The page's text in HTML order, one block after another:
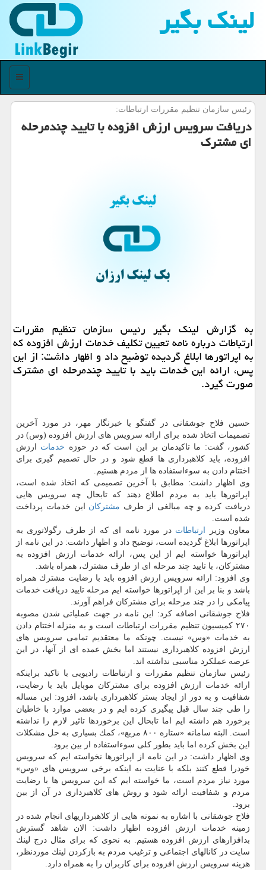
لینك بگیر
منو
رئیس سازمان تنظیم مقررات ارتباطات:
دریافت سرویس ارزش افزوده با تایید چندمرحله
ای مشترك
به گزارش لینك بگیر رئیس سازمان تنظیم مقررات
ارتباطات درباره نامه تعیین تكلیف خدمات ارزش افزوده كه
به اپراتورها ابلاغ گردیده توضیح داد و اظهار داشت: از این
پس، ارائه این خدمات باید با تایید چندمرحله ای مشترك
صورت گیرد.
حسین فلاح جوشقانی در گفتگو با خبرنگار مهر، در مورد آخرین
تصمیمات اتخاذ شده برای ارائه سرویس های ارزش افزوده (وس) در
كشور، گفت: ما تاكیدمان بر این است كه در حوزه خدمات ارزش
افزوده، باید كلاهبرداری ها قطع شود و در حال تصمیم گیری برای
اختتام دادن به سوءاستفاده ها از مردم هستیم.
وی اظهار داشت: مطابق با آخرین تصمیمی كه اتخاذ شده است،
اپراتورها باید به مردم اطلاع دهند كه تابحال چه سرویس هایی
دریافت كرده و چه مبالغی از طرف مشتركان این خدمات پرداخت
شده است.
معاون وزیر ارتباطات در مورد نامه ای كه از طرف رگولاتوری به
اپراتورها ابلاغ گردیده است، توضیح داد و اظهار داشت: در این نامه از
اپراتورها خواسته ایم از این پس، ارائه خدمات ارزش افزوده به
مشتركان، با تایید چند مرحله ای از طرف مشترك، همراه باشد.
وی افزود: ارائه سرویس ارزش افزوه باید با رضایت مشترك همراه
باشد و بنا بر این از اپراتورها خواسته ایم مرحله تایید دریافت خدمات
پیامكی را در چند مرحله برای مشتركان فراهم آورند.
فلاح جوشقانی اضافه كرد: این نامه در جهت عملیاتی شدن مصوبه
۲۷۰ كمیسیون تنظیم مقررات ارتباطات است و به منزله اختتام دادن
به خدمات «وس» نیست. چونكه ما معتقدیم تمامی سرویس های
ارزش افزوده كلاهبرداری نیستند اما بخش عمده ای از آنها، در این
عرصه عملكرد مناسبی نداشته اند.
رئیس سازمان تنظیم مقررات و ارتباطات رادیویی با تاكید براینكه
ارائه خدمات ارزش افزوده برای مشتركان موبایل باید با رضایت،
شفافیت و به دور از ایجاد بستر كلاهبرداری باشد، افزود: این مساله
را طی چند سال قبل پیگیری كرده ایم و در بعضی موارد با خاطیان
برخورد هم داشته ایم اما تابحال این برخوردها تاثیر لازم را نداشته
است. البته سامانه «ستاره ۸۰۰ مربع»، كمك بسیاری به حل مشكلات
این بخش كرده اما باید بطور كلی سوءاستفاده از بین برود.
وی اظهار داشت: در این نامه از اپراتورها نخواسته ایم كه سرویس
خودرا قطع كنند بلكه با عنایت به اینكه برخی سرویس های «وس»
مورد نیاز مردم است، ما خواسته ایم كه این سرویس ها با رضایت
مردم و شفافیت ارائه شود و روش های كلاهبرداری در آن از بین
برود.
فلاح جوشقانی با اشاره به نمونه هایی از كلاهبرداریهای انجام شده در
زمینه خدمات ارزش افزوده اظهار داشت: الان شاهد گسترش
بدافزارهای ارزش افزوده هستیم. به نحوی كه برای مثال درج لینك
سایت در كانالهای اجتماعی و ترغیب مردم به بازكردن لینك موردنظر،
هزینه سرویس ارزش افزوده برای كاربران را به همراه دارد.